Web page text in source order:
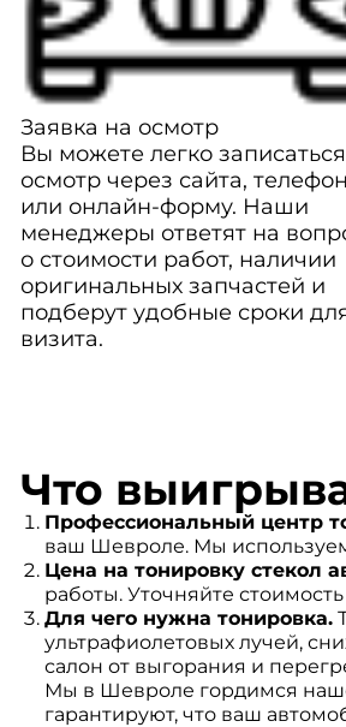
Заявка на осмотр
Вы можете легко
осмотр через сайта, телефон
или онлайн-форму. Наши
менеджеры ответят на
о стоимости работ, наличии
оригинальных запчастей и
подберут удобные сроки
визита.
Что
Профессиональный центр
ваш Шевроле. Мы используем
Цена на тонировку стекол
работы. Уточняйте
Для чего нужна тонировка.
ультрафиолетовых лучей,
салон от выгорания и
Мы в Шевроле гордимся
гарантируют, что ваш